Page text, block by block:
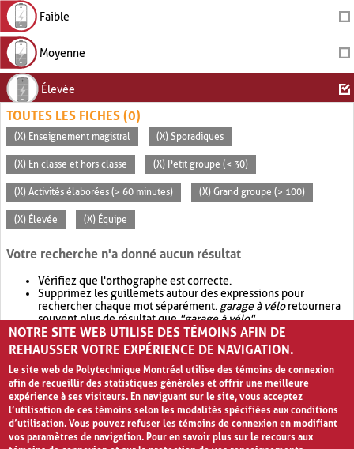
Faible
Moyenne
Élevée
TOUTES LES FICHES (0)
(X) Enseignement magistral (X) Sporadiques
(X) En classe et hors classe (X) Petit groupe (< 30)
(X) Activités élaborées (> 60 minutes) (X) Grand groupe (> 100)
(X) Élevée (X) Équipe
Votre recherche n'a donné aucun résultat
Vérifiez que l'orthographe est correcte.
Supprimez les guillemets autour des expressions pour
rechercher chaque mot séparément. garage à véloretournera
souvent plus de résultat que"garage à vélo".
Envisagez d'élargir votre recherche avec OR.garage OR vélo
retournera souvent plus de résultat quegarage à vélo
NOTRE SITE WEB UTILISE DES TÉMOINS AFIN DE
REHAUSSER VOTRE EXPÉRIENCE DE NAVIGATION.
Le site web de Polytechnique Montréal utilise des témoins de connexion
afin de recueillir des statistiques générales et offrir une meilleure
expérience à ses visiteurs. En naviguant sur le site, vous acceptez
l’utilisation de ces témoins selon les modalités spécifiées aux conditions
d’utilisation. Vous pouvez refuser les témoins de connexion en modifiant
vos paramètres de navigation. Pour en savoir plus sur le recours aux